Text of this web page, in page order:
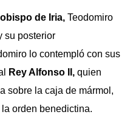
de Iria, Teodomiro
su posterior
lo contempló con sus
Rey Alfonso II, quien
sobre la caja de mármol,
orden benedictina.